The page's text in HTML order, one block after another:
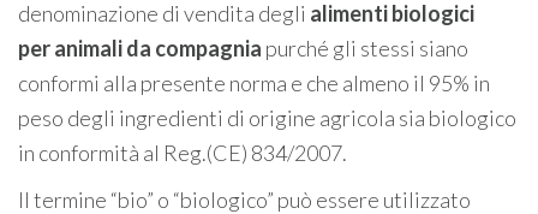
denominazione di vendita degli alimenti biologici
peranimali da compagnia purché gli stessi siano
conformi alla presente norma e che almeno il 95% in
peso degli ingredienti di origine agricola sia biologico
in conformità al Reg.(CE) 834/2007.
Il termine “bio” o “biologico” può essere utilizzato